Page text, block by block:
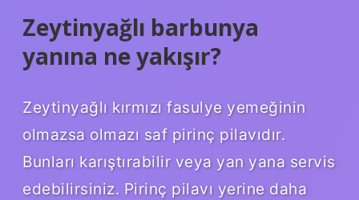
Zeytinyağlı barbunya
yanına ne yakışır?
Zeytinyağlı kırmızı fasulye yemeğinin
olmazsa olmazı saf pirinç pilavıdır.
Bunları karıştırabilir veya yan yana servis
edebilirsiniz. Pirinç pilavı yerine daha